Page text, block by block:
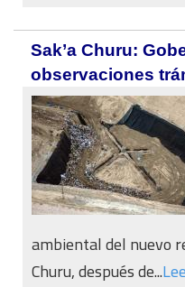
Sak’a Churu:
observaciones
ambiental del nuevo
Churu, después de...